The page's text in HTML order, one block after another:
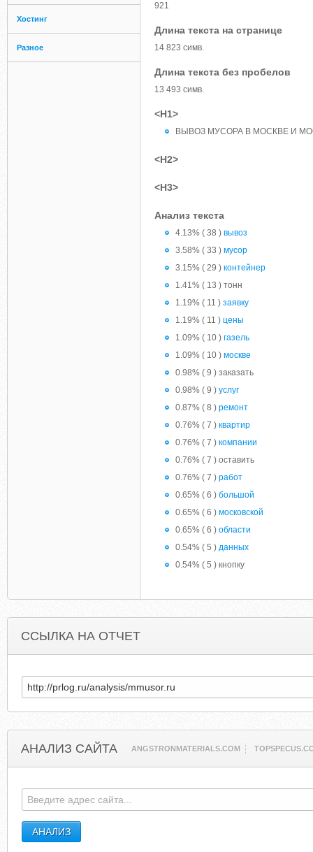
Хостинг
Разное
921
Длина текста на странице
14 823 симв.
Длина текста без пробелов
13 493 симв.
<H1>
ВЫВОЗ МУСОРА В МОСКВЕ И
<H2>
<H3>
Анализ текста
4.13% ( 38 ) вывоз
3.58% ( 33 ) мусор
3.15% ( 29 ) контейнер
1.41% ( 13 ) тонн
1.19% ( 11 ) заявку
1.19% ( 11 ) цены
1.09% ( 10 ) газель
1.09% ( 10 ) москве
0.98% ( 9 ) заказать
0.98% ( 9 ) услуг
0.87% ( 8 ) ремонт
0.76% ( 7 ) квартир
0.76% ( 7 ) компании
0.76% ( 7 ) оставить
0.76% ( 7 ) работ
0.65% ( 6 ) большой
0.65% ( 6 ) московской
0.65% ( 6 ) области
0.54% ( 5 ) данных
0.54% ( 5 ) кнопку
ССЫЛКА НА ОТЧЕТ
АНАЛИЗ САЙТА ANGSTRONMATERIALS.COM